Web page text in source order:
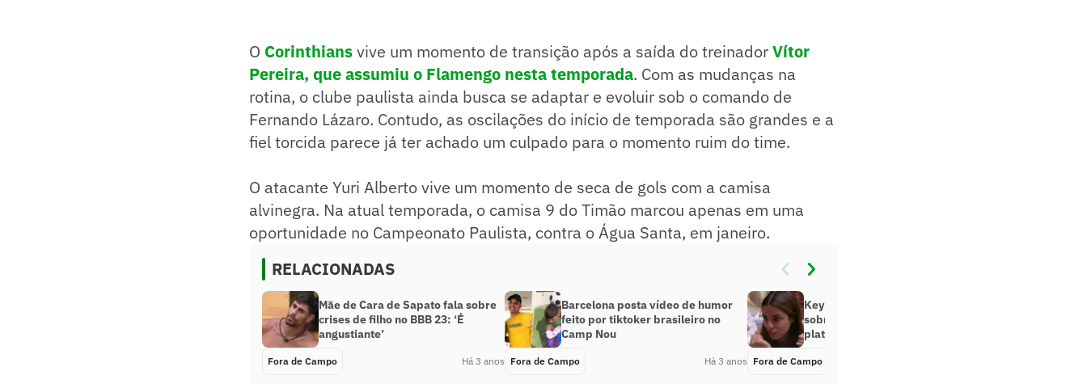
O Corinthiansvive um momento de transição após a saída do treinadorVítor
Pereira, que assumiu o Flamengo nesta temporada. Com as mudanças na
rotina, o clube paulista ainda busca se adaptar e evoluir sob o comando de
Fernando Lázaro. Contudo, as oscilações do início de temporada são grandes e a
fiel torcida parece já ter achado um culpado para o momento ruim do time.
O atacante Yuri Alberto vive um momento de seca de gols com a camisa
alvinegra. Na atual temporada, o camisa 9 do Timão marcou apenas em uma
oportunidade no Campeonato Paulista, contra o Água Santa, em janeiro.
RELACIONADAS
Mãe de Cara de Sapato fala sobre
crises de filho no BBB 23: ‘É
angustiante’
Fora de Campo Há 3 anos
Barcelona posta vídeo de humor
feito por tiktoker brasileiro no
Camp Nou
Fora de Campo Há 3 anos
Key Alves assume que mentiu
sobre valor que ganhava na
plataforma OnlyFans
Fora de Campo